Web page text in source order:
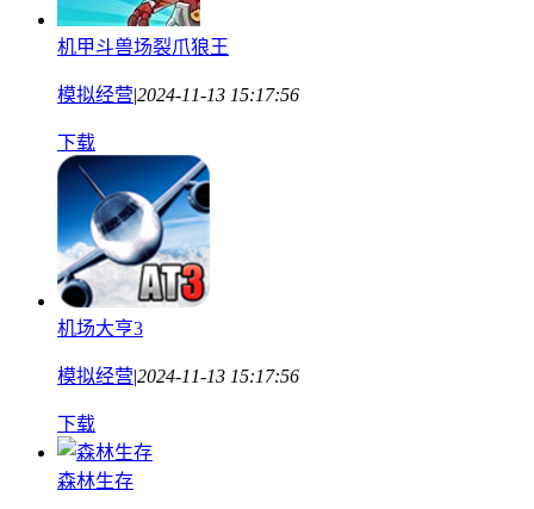
机甲斗兽场裂爪狼王
模拟经营|2024-11-13 15:17:56
下载
机场大亨3
模拟经营|2024-11-13 15:17:56
下载
森林生存